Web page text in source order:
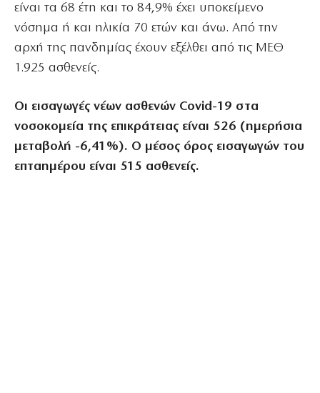
είναι τα 68 έτη και το 84,9% έχει υποκείμενο
νόσημα ή και ηλικία 70 ετών και άνω. Από την
αρχή της πανδημίας έχουν εξέλθει από τις ΜΕΘ
1.925 ασθενείς.
Οι εισαγωγές νέων ασθενών Covid-19 στα
νοσοκομεία της επικράτειας είναι 526 (ημερήσια
μεταβολή -6,41%). Ο μέσος όρος εισαγωγών του
επταημέρου είναι 515 ασθενείς.